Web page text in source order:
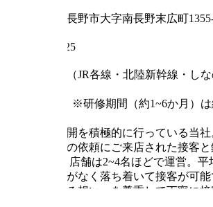
長野県長野市大字南長野末広町
380-0825
長野駅（JR各線・北陸新幹線・し
3ヶ月 ※研修期間（約1~6か月）は
地方展開を積極的に行っている当
取査定の依頼にご来店された接客
店舗は2~4名ほどで運営。平
たことがなく落ち着いて接客が可能
に対する想い」を尊重して丁寧に接